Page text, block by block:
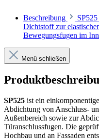
Beschreibung
Dichtstoff zur
Bewegungsfugen im
Menü schließen
SP525 ist ein
Abdichtung von Anschluss-
Außenbereich sowie zur
Türanschlussfugen. Die
Hochbau und an Fassaden